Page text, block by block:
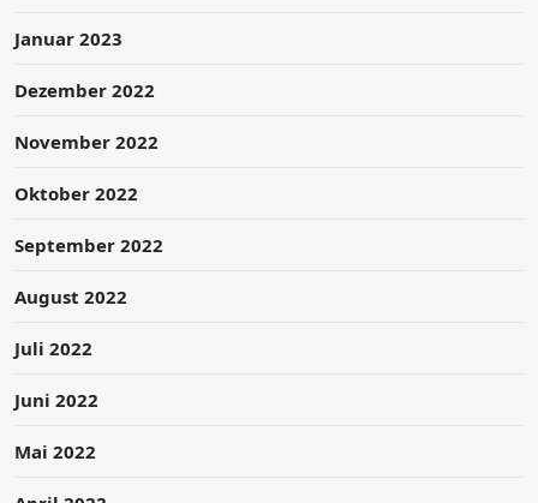
Januar 2023
Dezember 2022
November 2022
Oktober 2022
September 2022
August 2022
Juli 2022
Juni 2022
Mai 2022